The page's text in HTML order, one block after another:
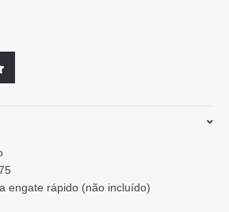
engate rápido (não incluído)